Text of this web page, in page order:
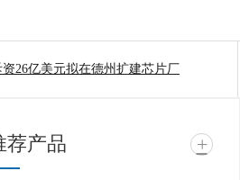
26亿美元拟在德州扩建芯片厂
荐产品 +